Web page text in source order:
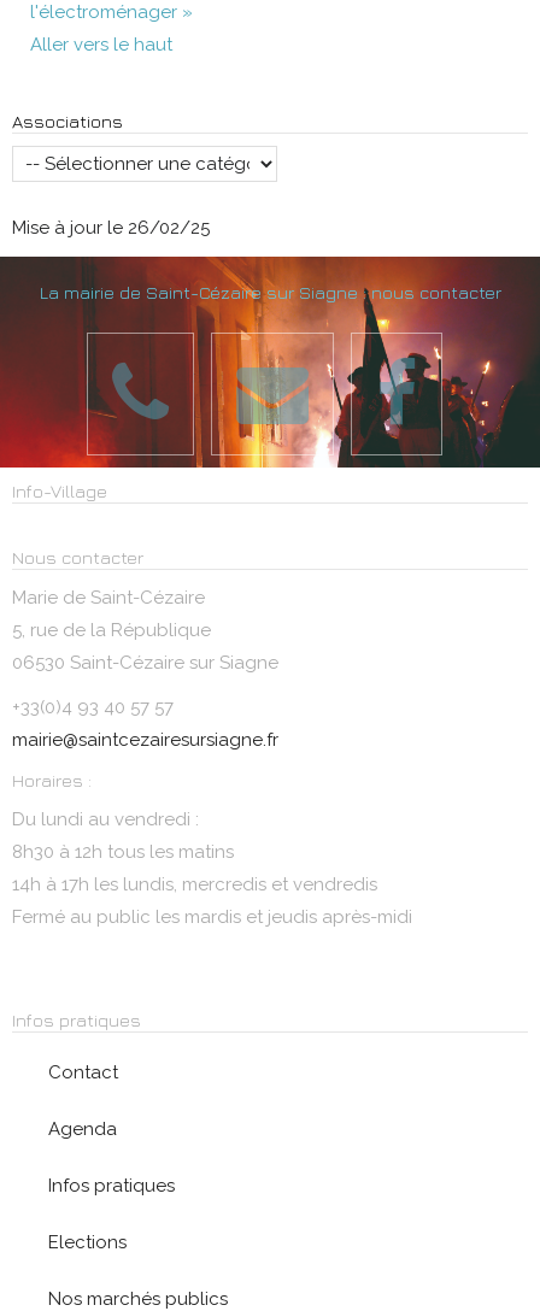
l'électroménager »
Aller vers le haut
Associations
Mise à jour le 26/02/25
La mairie de Saint-Cézaire sur Siagne : nous contacter
Info-Village
Nous contacter
Marie de Saint-Cézaire
5, rue de la République
06530 Saint-Cézaire sur Siagne
+33(0)4 93 40 57 57
mairie@saintcezairesursiagne.fr
Horaires :
Du lundi au vendredi :
8h30 à 12h tous les matins
14h à 17h les lundis, mercredis et vendredis
Fermé au public les mardis et jeudis après-midi
Infos pratiques
Contact
Agenda
Infos pratiques
Elections
Nos marchés publics